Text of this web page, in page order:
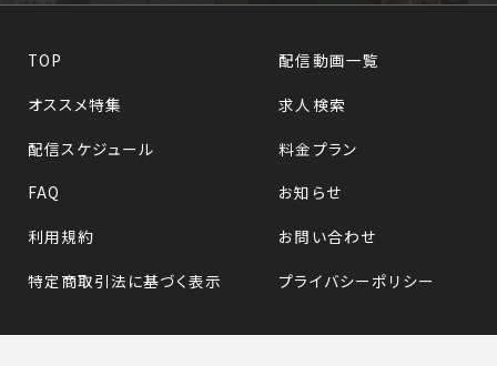
TOP
配信動画一覧
オススメ特集
求人検索
配信スケジュール
料金プラン
FAQ
お知らせ
利用規約
お問い合わせ
特定商取引法に基づく表示
プライバシーポリシー